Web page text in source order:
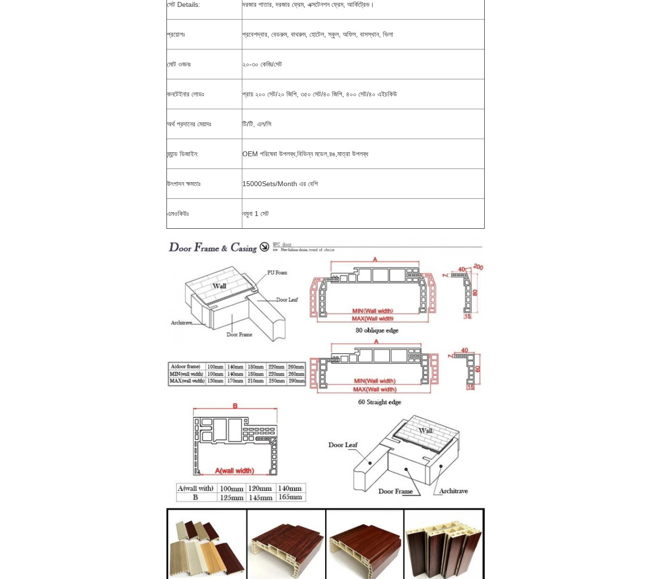
সেট Details: দরজার পাতার, দরজার ফ্রেম, এক্সটেনশন ফ্রেম, আর্কিট্রেভ।
প্রয়োগঃ প্রবেশদ্বার, বেডরুম, বাথরুম, হোটেল, স্কুল, অফিস, বাসস্থান, ভিলা
মোট ওজনঃ ২০-৩০ কেজি/সেট
কনটেইনার লোডঃ প্রায় ২০০ সেট/২০ জিপি, ৩৫০ সেট/৪০ জিপি, ৪০০ সেট/৪০ এইচকিউ
অর্থ প্রদানের মেয়াদঃ টি/টি, এল/সি
ব্র্যান্ড ডিজাইন: OEM পরিষেবা উপলব্ধ,বিভিন্ন মডেল,রঙ,মাত্রা উপলব্ধ
উৎপাদন ক্ষমতাঃ 15000Sets/Month এর বেশি
এমওকিউঃ নমুনা 1 সেট